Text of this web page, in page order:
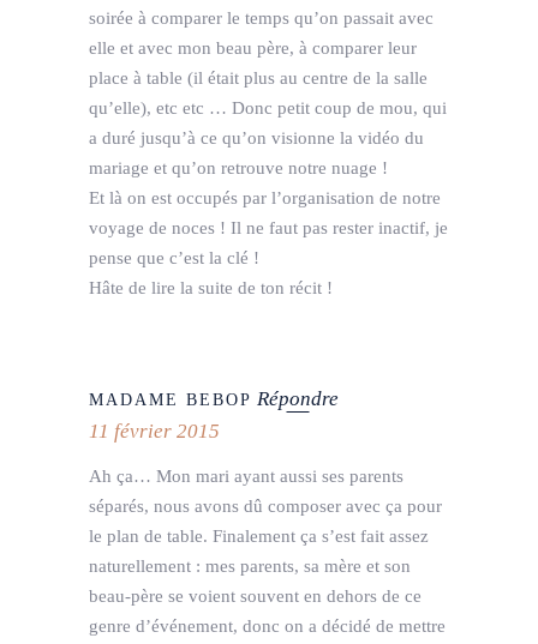
soirée à comparer le temps qu’on passait avec
elle et avec mon beau père, à comparer leur
place à table (il était plus au centre de la salle
qu’elle), etc etc … Donc petit coup de mou, qui
a duré jusqu’à ce qu’on visionne la vidéo du
mariage et qu’on retrouve notre nuage !
Et là on est occupés par l’organisation de notre
voyage de noces ! Il ne faut pas rester inactif, je
pense que c’est la clé !
Hâte de lire la suite de ton récit !
MADAME BEBOP Répondre
11 février 2015
Ah ça… Mon mari ayant aussi ses parents
séparés, nous avons dû composer avec ça pour
le plan de table. Finalement ça s’est fait assez
naturellement : mes parents, sa mère et son
beau-père se voient souvent en dehors de ce
genre d’événement, donc on a décidé de mettre